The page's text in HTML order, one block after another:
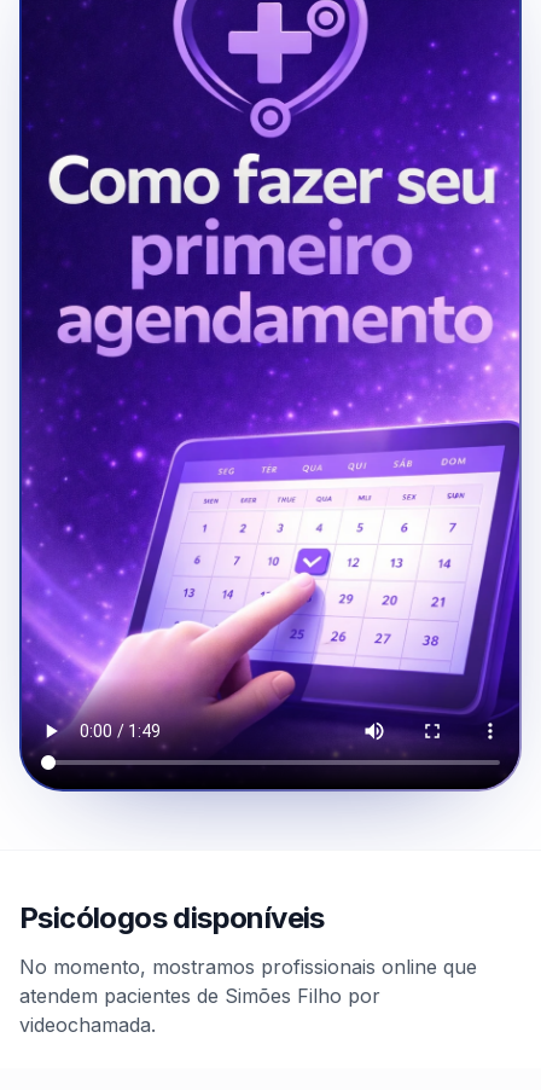
Psicólogos disponíveis
No momento, mostramos profissionais online que
atendem pacientes de Simões Filho por
videochamada.